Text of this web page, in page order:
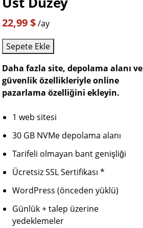
22,99 $/ay
Sepete Ekle
Daha fazla site, depolama alanı ve
güvenlik özellikleriyle online
pazarlama özelliğini ekleyin.
1 web sitesi
30 GB NVMe depolama alanı
Tarifeli olmayan bant genişliği
Ücretsiz SSL Sertifikası *
WordPress (önceden yüklü)
Günlük + talep üzerine
yedeklemeler